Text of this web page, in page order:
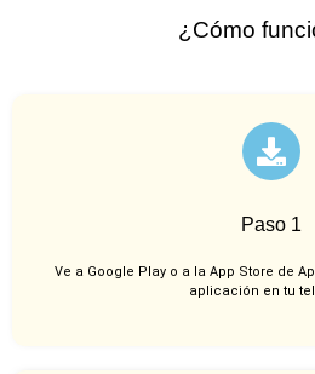
¿Cómo
Paso 1
Ve a Google Play o a la App Store de
aplicación en tu